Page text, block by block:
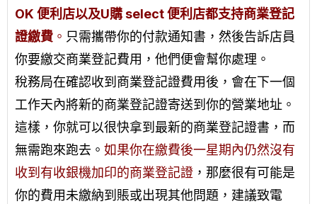
OK 便利店以及U購 select 便利店都支持商業登記
證繳費 。 只需攜帶你的付款通知書，然後告訴店員
你要繳交商業登記費用，他們便會幫你處理。
稅務局在確認收到商業登記證費用後，會在下一個
工作天內將新的商業登記證寄送到你的營業地址。
這樣，你就可以很快拿到最新的商業登記證書，而
無需跑來跑去。 如果你在繳費後一星期內仍然沒有
收到有收銀機加印的商業登記證 ，那麼很有可能是
你的費用未繳納到賬或出現其他問題，建議致電